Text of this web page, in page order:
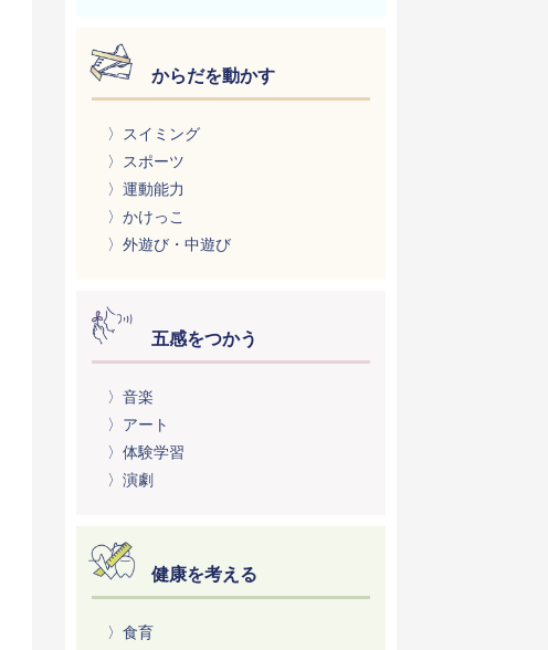
からだを動かす
〉スイミング
〉スポーツ
〉運動能力
〉かけっこ
〉外遊び・中遊び
五感をつかう
〉音楽
〉アート
〉体験学習
〉演劇
健康を考える
〉食育